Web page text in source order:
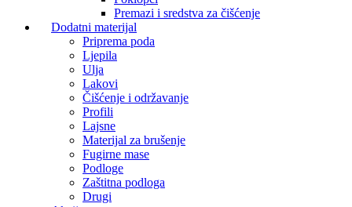
Premazi i sredstva za čišćenje
Dodatni materijal
Priprema poda
Ljepila
Ulja
Lakovi
Čišćenje i održavanje
Profili
Lajsne
Materijal za brušenje
Fugirne mase
Podloge
Zaštitna podloga
Drugi